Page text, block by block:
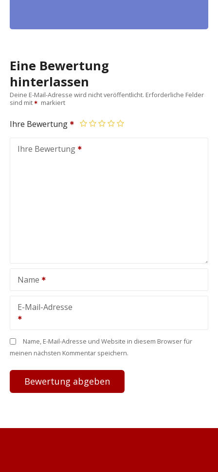
Eine Bewertung
hinterlassen
Deine E-Mail-Adresse wird nicht veröffentlicht. Erforderliche Felder
sind mit
markiert
Ihre Bewertung
Ihre Bewertung
Name
E-Mail-Adresse
Name, E-Mail-Adresse und Website in diesem Browser für
meinen nächsten Kommentar speichern.